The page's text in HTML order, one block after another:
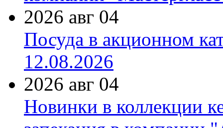
2026 авг 04
Посуда в акционном
12.08.2026
2026 авг 04
Новинки в коллекции